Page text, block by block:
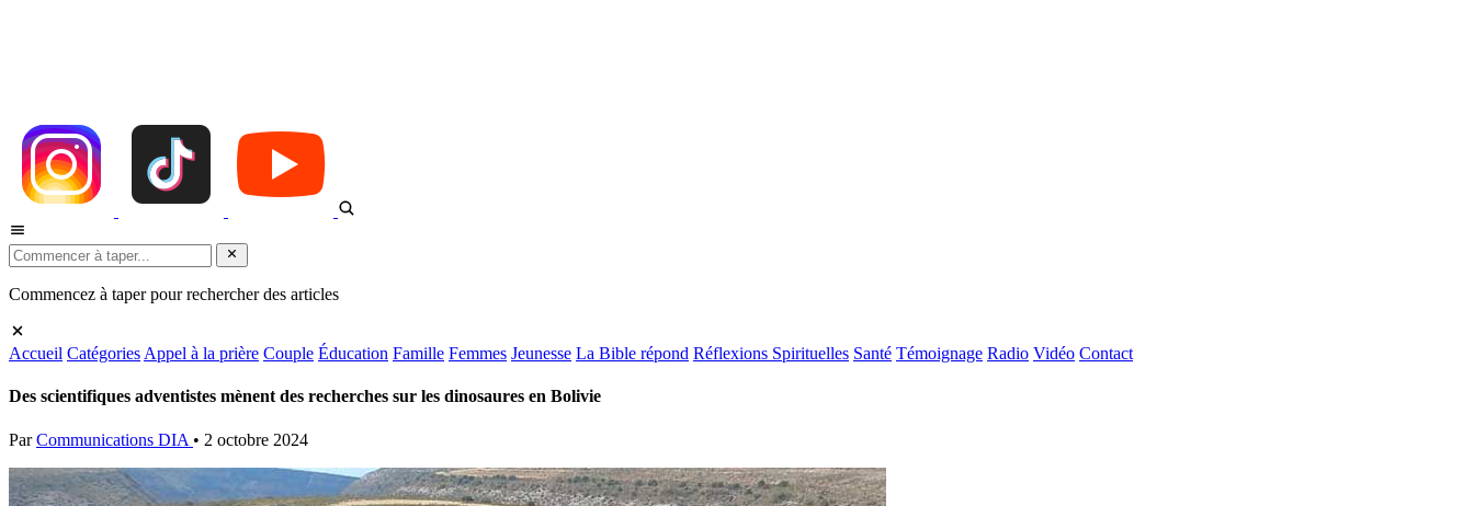
Commencez à taper pour rechercher des articles
Accueil Catégories Appel à la prière Couple Éducation Famille Femmes Jeunesse La Bible répond Réflexions Spirituelles Santé Témoignage Radio Vidéo Contact
Des scientifiques adventistes mènent des recherches sur les dinosaures en Bolivie
Par Communications DIA • 2 octobre 2024